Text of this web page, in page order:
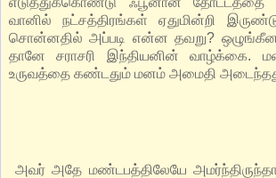
வானில் நட்சத்திரங்கள் ஏதுமின்றி
சொன்னதில் அப்படி என்ன தவறு?
தானே சராசரி இந்தியனின் வாழ்க்கை.
உருவத்தை கண்டதும் மனம் அமைதி
அவர் அதே மண்டபத்திலேயே